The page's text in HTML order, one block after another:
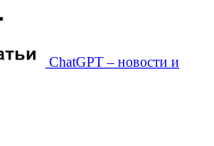
ChatGPT – новости и